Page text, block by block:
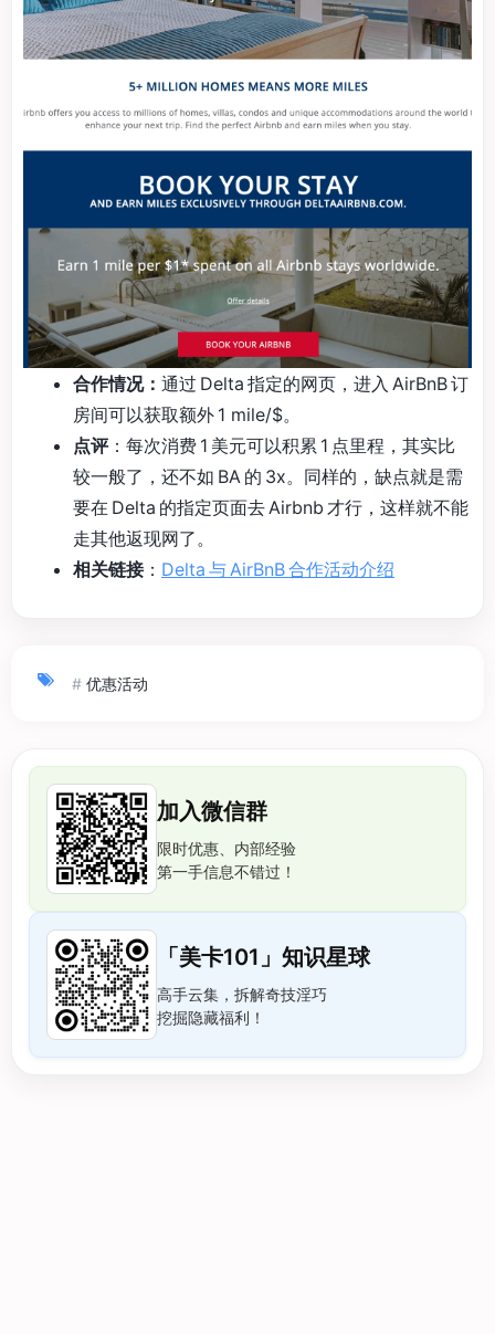
合作情况： 通过 Delta 指定的网页，进入 AirBnB 订
房间可以获取额外 1 mile/$。
点评：每次消费 1 美元可以积累 1 点里程，其实比
较一般了，还不如 BA 的 3x。同样的，缺点就是需
要在 Delta 的指定页面去 Airbnb 才行，这样就不能
走其他返现网了。
相关链接： Delta 与 AirBnB 合作活动介绍
# 优惠活动
加入微信群
限时优惠、内部经验
第一手信息不错过！
「美卡101」知识星球
高手云集，拆解奇技淫巧
挖掘隐藏福利！